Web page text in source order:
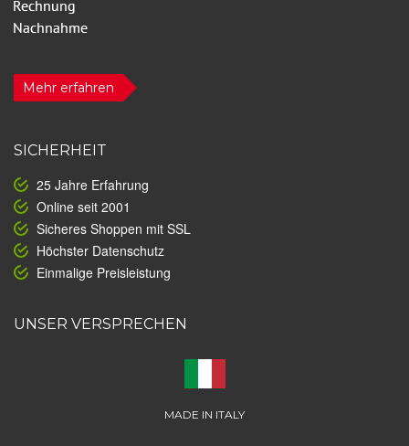
Mehr erfahren
SICHERHEIT
25 Jahre Erfahrung
Online seit 2001
Sicheres Shoppen mit SSL
Höchster Datenschutz
Einmalige Preisleistung
UNSER VERSPRECHEN
MADE IN ITALY